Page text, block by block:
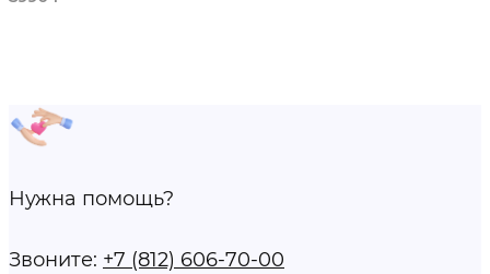
Нужна помощь?
Звоните: +7 (812) 606-70-00